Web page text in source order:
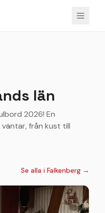
län
2026! En
från kust till
Se alla i Falkenberg →